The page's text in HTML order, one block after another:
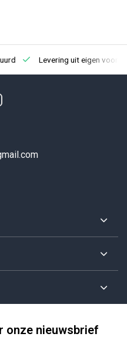
Levering uit eigen
onze nieuwsbrief